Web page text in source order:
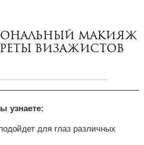
макияж
визажистов
узнаете:
для глаз различных